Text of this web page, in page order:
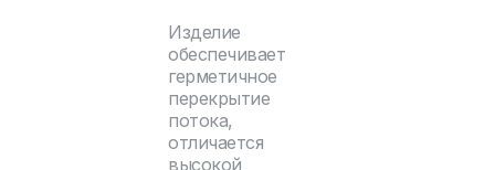
Изделие
обеспечивает
герметичное
перекрытие
потока,
отличается
высокой